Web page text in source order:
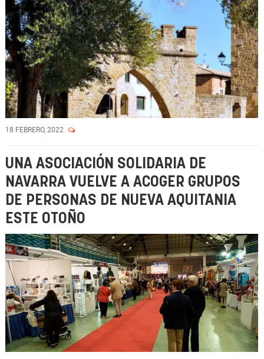
18 FEBRERO, 2022
UNA ASOCIACIÓN SOLIDARIA DE
NAVARRA VUELVE A ACOGER GRUPOS
DE PERSONAS DE NUEVA AQUITANIA
ESTE OTOÑO